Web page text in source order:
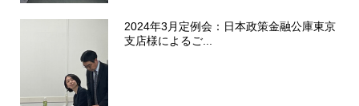
2024年3月定例会：日本政策金融公庫東京
支店様によるご...